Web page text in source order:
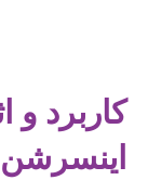
کاربرد و